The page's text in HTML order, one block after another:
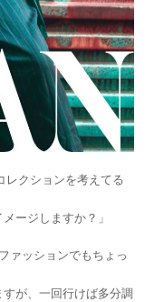
レクションを考えてる
ージしますか？」
ァッションでもちょっ
が、一回行けば多分調